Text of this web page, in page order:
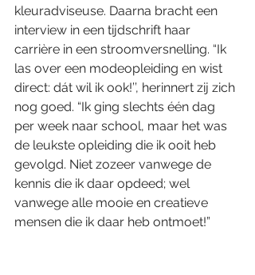
kleuradviseuse. Daarna bracht een
interview in een tijdschrift haar
carrière in een stroomversnelling. “Ik
las over een modeopleiding en wist
direct: dát wil ik ook!’’, herinnert zij zich
nog goed. “Ik ging slechts één dag
per week naar school, maar het was
de leukste opleiding die ik ooit heb
gevolgd. Niet zozeer vanwege de
kennis die ik daar opdeed; wel
vanwege alle mooie en creatieve
mensen die ik daar heb ontmoet!”